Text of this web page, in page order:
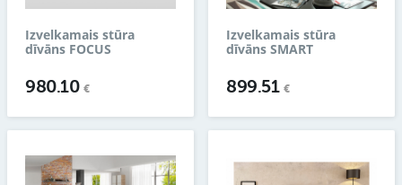
Izvelkamais stūra
dīvāns FOCUS
980.10€
Izvelkamais stūra
dīvāns SMART
899.51€